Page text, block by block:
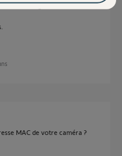
SSID change avec un caractère
MAC de votre caméra ?